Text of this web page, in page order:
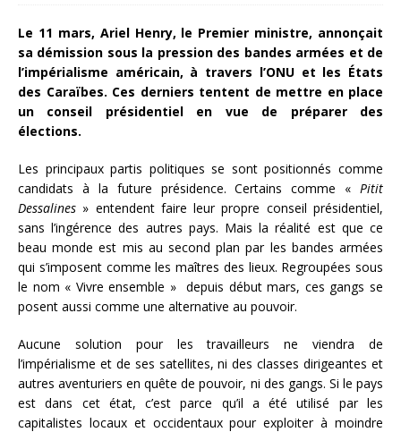
Le 11 mars, Ariel Henry, le Premier ministre, annonçait
sa démission sous la pression des bandes armées et de
l’impérialisme américain, à travers l’ONU et les États
des Caraïbes. Ces derniers tentent de mettre en place
un conseil présidentiel en vue de préparer des
élections.
Les principaux partis politiques se sont positionnés comme
candidats à la future présidence. Certains comme « Pitit
Dessalines » entendent faire leur propre conseil présidentiel,
sans l’ingérence des autres pays. Mais la réalité est que ce
beau monde est mis au second plan par les bandes armées
qui s’imposent comme les maîtres des lieux. Regroupées sous
le nom « Vivre ensemble » depuis début mars, ces gangs se
posent aussi comme une alternative au pouvoir.
Aucune solution pour les travailleurs ne viendra de
l’impérialisme et de ses satellites, ni des classes dirigeantes et
autres aventuriers en quête de pouvoir, ni des gangs. Si le pays
est dans cet état, c’est parce qu’il a été utilisé par les
capitalistes locaux et occidentaux pour exploiter à moindre